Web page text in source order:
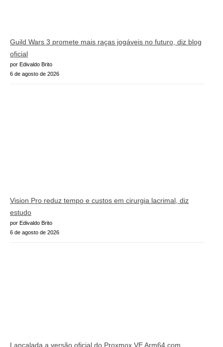
Guild Wars 3 promete mais raças jogáveis no futuro, diz blog
oficial
por Edivaldo Brito
6 de agosto de 2026
Vision Pro reduz tempo e custos em cirurgia lacrimal, diz
estudo
por Edivaldo Brito
6 de agosto de 2026
Lançalada a versão oficial do Proxmox VE Arm64 com